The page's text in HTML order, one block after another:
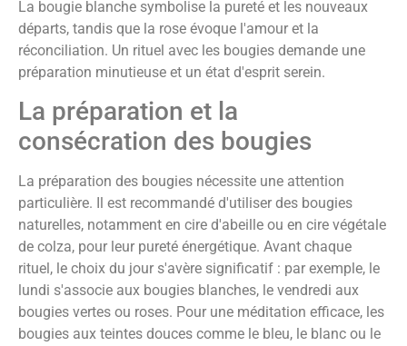
La bougie blanche symbolise la pureté et les nouveaux
départs, tandis que la rose évoque l'amour et la
réconciliation. Un rituel avec les bougies demande une
préparation minutieuse et un état d'esprit serein.
La préparation et la
consécration des bougies
La préparation des bougies nécessite une attention
particulière. Il est recommandé d'utiliser des bougies
naturelles, notamment en cire d'abeille ou en cire végétale
de colza, pour leur pureté énergétique. Avant chaque
rituel, le choix du jour s'avère significatif : par exemple, le
lundi s'associe aux bougies blanches, le vendredi aux
bougies vertes ou roses. Pour une méditation efficace, les
bougies aux teintes douces comme le bleu, le blanc ou le